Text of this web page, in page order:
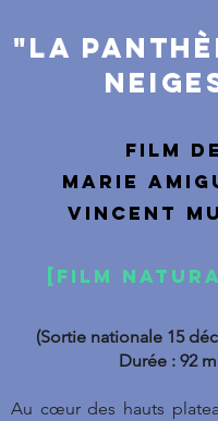
"la
Film de
marie
VINCENT
[FILM
(Sortie nationale 15
Durée : 92
Au cœur des hauts